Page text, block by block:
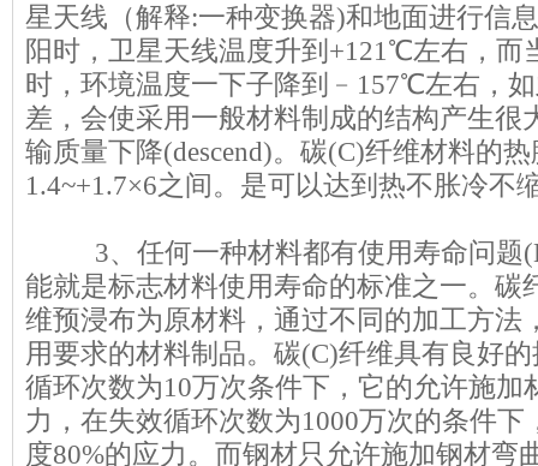
星天线（解释:一种变换器)和地面进行信
阳时，卫星天线温度升到+121℃左右，而
时，环境温度一下子降到﹣157℃左右，
差，会使采用一般材料制成的结构产生很
输质量下降(descend)。碳(C)纤维材料的
1.4~+1.7×6之间。是可以达到热不胀冷不
3、任何一种材料都有使用寿命问题
能就是标志材料使用寿命的标准之一。 碳
维预浸布为原材料，通过不同的加工方法
用要求的材料制品。碳(C)纤维具有良好
循环次数为10万次条件下，它的允许施加
力，在失效循环次数为1000万次的条件
度80%的应力。而钢材只允许施加钢材弯